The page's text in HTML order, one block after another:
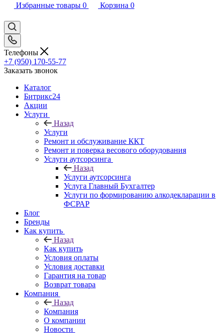
Избранные товары 0 Корзина 0
Телефоны
+7 (950) 170-55-77
Заказать звонок
Каталог
Битрикс24
Акции
Услуги
Назад
Услуги
Ремонт и обслуживание ККТ
Ремонт и поверка весового оборудования
Услуги аутсорсинга
Назад
Услуги аутсорсинга
Услуга Главный Бухгалтер
Услуги по формированию алкодекларации в
ФСРАР
Блог
Бренды
Как купить
Назад
Как купить
Условия оплаты
Условия доставки
Гарантия на товар
Возврат товара
Компания
Назад
Компания
О компании
Новости